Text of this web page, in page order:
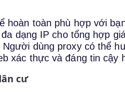
hoàn toàn phù hợp với
dạng IP cho tổng hợp
dùng proxy có thể
xác thực và đáng tin cậy
cư